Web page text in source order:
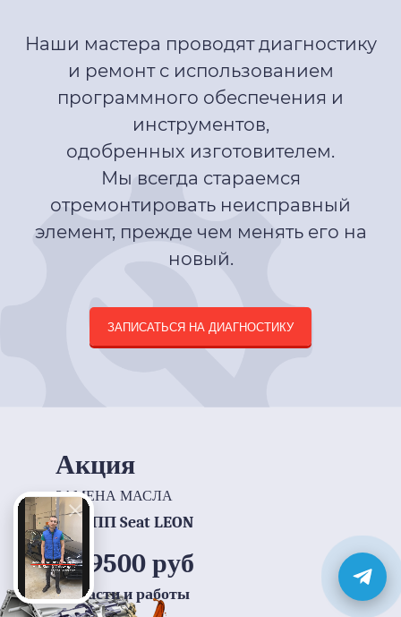
Наши мастера проводят диагностику
и ремонт с использованием
программного обеспечения и
инструментов,
одобренных изготовителем.
Мы всегда стараемся
отремонтировать неисправный
элемент, прежде чем менять его на
новый.
ЗАПИСАТЬСЯ НА ДИАГНОСТИКУ
Акция
ЗАМЕНА МАСЛА
в АКПП Seat LEON
от 9500 руб
запчасти и работы